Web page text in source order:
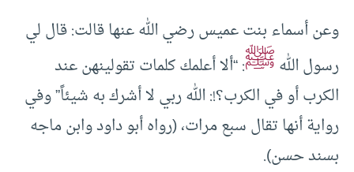
وعن أسماء بنت عميس رضي الله عنها قالت: قال لي
رسول اللهﷺ: “ألا أعلمك كلمات تقولينهن عند
الكرب أو في الكرب؟!: الله ربي لا أشرك به شيئاً” وفي
رواية أنها تقال سبع مرات، (رواه أبو داود وابن ماجه
بسند حسن).